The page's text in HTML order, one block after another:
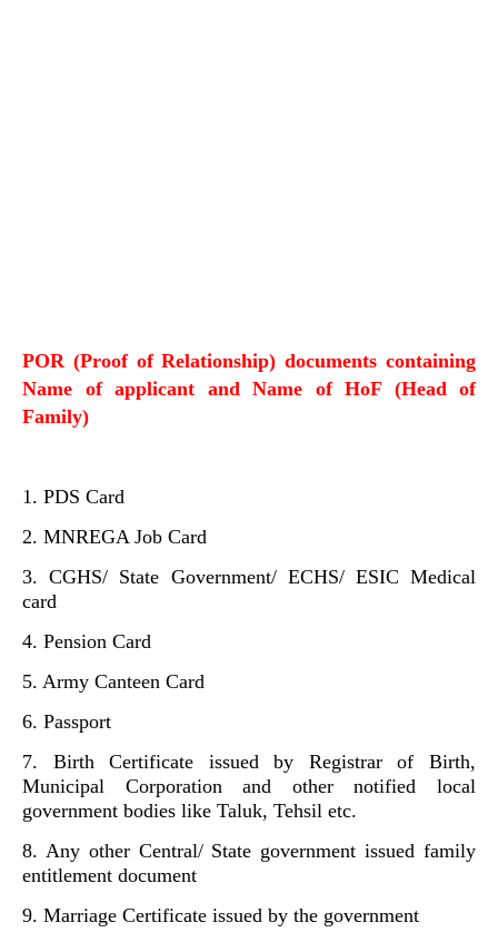
POR (Proof of Relationship) documents containing
Name of applicant and Name of HoF (Head of
Family)
1. PDS Card
2. MNREGA Job Card
3. CGHS/ State Government/ ECHS/ ESIC Medical
card
4. Pension Card
5. Army Canteen Card
6. Passport
7. Birth Certificate issued by Registrar of Birth,
Municipal Corporation and other notified local
government bodies like Taluk, Tehsil etc.
8. Any other Central/ State government issued family
entitlement document
9. Marriage Certificate issued by the government